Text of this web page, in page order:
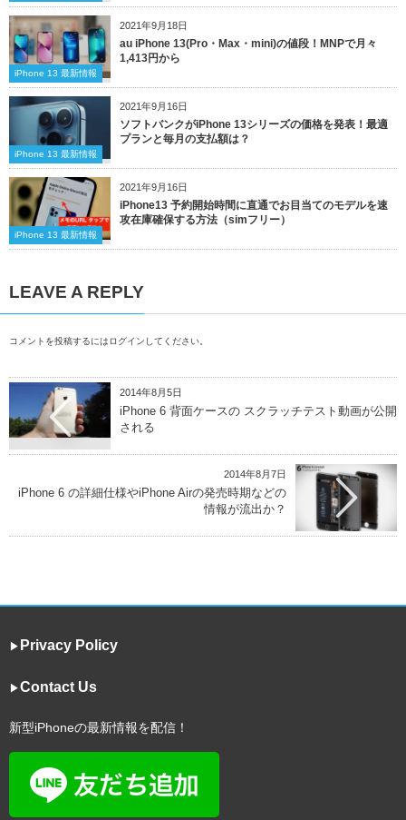
2021年9月18日
iPhone 13 最新情報
au iPhone 13(Pro・Max・mini)の値段！MNPで月々
1,413円から
2021年9月16日
iPhone 13 最新情報
ソフトバンクがiPhone 13シリーズの価格を発表！最適
プランと毎月の支払額は？
2021年9月16日
iPhone 13 最新情報
iPhone13 予約開始時間に直通でお目当てのモデルを速
攻在庫確保する方法（simフリー）
LEAVE A REPLY
コメントを投稿するには ログイン してください。
2014年8月5日
iPhone 6 背面ケースの スクラッチテスト動画が公開
される
2014年8月7日
iPhone 6 の詳細仕様やiPhone Airの発売時期などの
情報が流出か？
▶︎ Privacy Policy
▶︎Contact Us
新型iPhoneの最新情報を配信！